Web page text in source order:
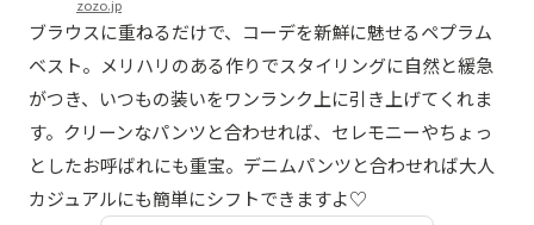
zozo.jp
ブラウスに重ねるだけで、コーデを新鮮に魅せるペプラム
ベスト。メリハリのある作りでスタイリングに自然と緩急
がつき、いつもの装いをワンランク上に引き上げてくれま
す。クリーンなパンツと合わせれば、セレモニーやちょっ
としたお呼ばれにも重宝。デニムパンツと合わせれば大人
カジュアルにも簡単にシフトできますよ♡